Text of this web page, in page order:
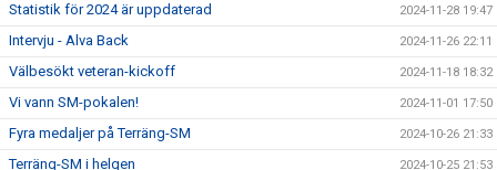
Statistik för 2024 är uppdaterad 2024-11-28 19:47
Intervju - Alva Back 2024-11-26 22:11
Välbesökt veteran-kickoff 2024-11-18 18:32
Vi vann SM-pokalen! 2024-11-01 17:50
Fyra medaljer på Terräng-SM 2024-10-26 21:33
Terräng-SM i helgen 2024-10-25 21:53